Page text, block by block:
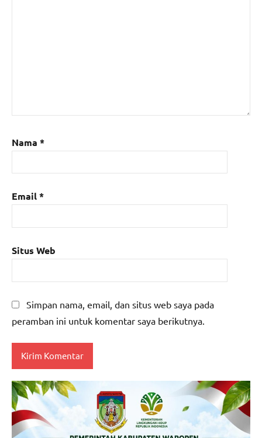
Nama *
Email*
Situs Web
Simpan nama, email, dan situs web saya pada
peramban ini untuk komentar saya berikutnya.